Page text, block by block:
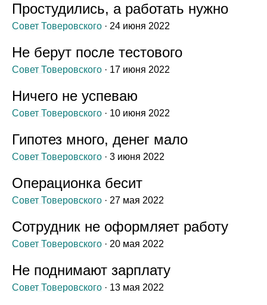
Простудились, а работать нужно
Совет Товеровского · 24 июня 2022
Не берут после тестового
Совет Товеровского · 17 июня 2022
Ничего не успеваю
Совет Товеровского · 10 июня 2022
Гипотез много, денег мало
Совет Товеровского · 3 июня 2022
Операционка бесит
Совет Товеровского · 27 мая 2022
Сотрудник не оформляет работу
Совет Товеровского · 20 мая 2022
Не поднимают зарплату
Совет Товеровского · 13 мая 2022